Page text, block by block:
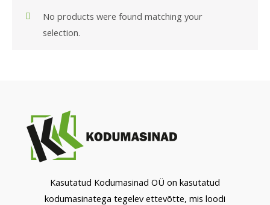
No products were found matching your
selection.
Kasutatud Kodumasinad OÜ on kasutatud
kodumasinatega tegelev ettevõtte, mis loodi